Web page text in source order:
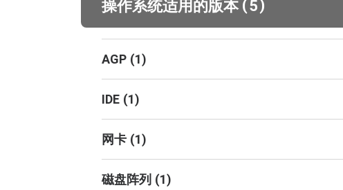
操作系统适用的版本 (5)
AGP (1)
IDE (1)
网卡 (1)
磁盘阵列 (1)